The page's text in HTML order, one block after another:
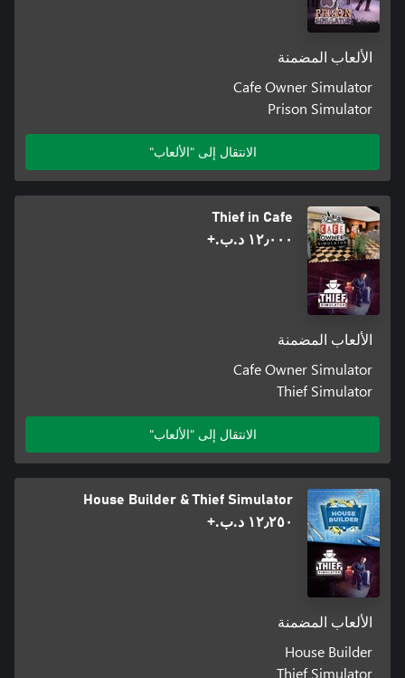
الألعاب المضمنة
Cafe Owner Simulator
Prison Simulator
الانتقال إلى "الألعاب"
Thief in Cafe
١٢٫٠٠٠ د.ب.‏+
الألعاب المضمنة
Cafe Owner Simulator
Thief Simulator
الانتقال إلى "الألعاب"
House Builder & Thief Simulator
١٢٫٢٥٠ د.ب.‏+
الألعاب المضمنة
House Builder
Thief Simulator